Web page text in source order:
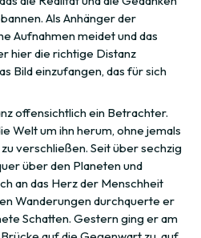
Als Anhänger der
Aufnahmen meidet und das
hier die richtige Distanz
Bild einzufangen, das für sich
offensichtlich ein Betrachter.
Welt um ihn herum, ohne jemals
verschließen. Seit über sechzig
über den Planeten und
an das Herz der Menschheit
Wanderungen durchquerte er
Schatten. Gestern ging er am